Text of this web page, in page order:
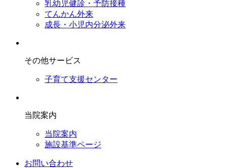
乳幼児健診・予防接種
てんかん外来
成長・小児内分泌外来
その他サービス
子育て支援センター
当院案内
当院案内
施設基準ページ
お問い合わせ